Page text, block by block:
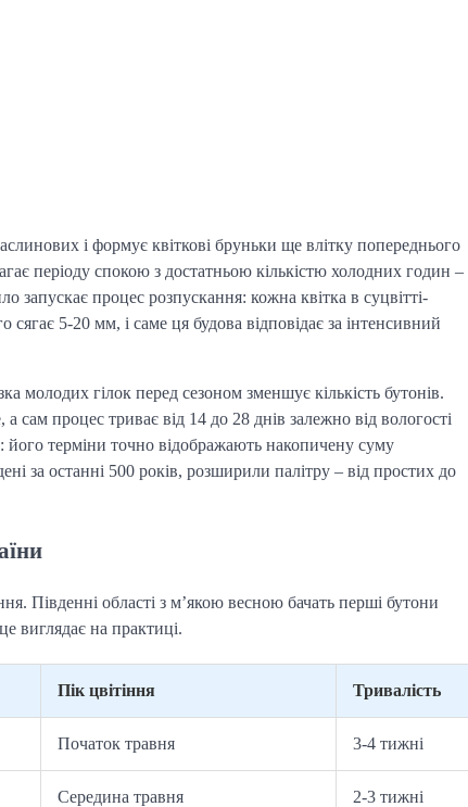
і формує квіткові бруньки ще влітку попереднього
періоду спокою з достатньою кількістю холодних годин –
процес розпускання: кожна квітка в суцвітті-
сягає 5-20 мм, і саме ця будова відповідає за інтенсивний
молодих гілок перед сезоном зменшує кількість бутонів.
сам процес триває від 14 до 28 днів залежно від вологості
його терміни точно відображають накопичену суму
за останні 500 років, розширили палітру – від простих до
Південні області з м’якою весною бачать перші бутони
виглядає на практиці.
Пік цвітіння Тривалість
Початок травня 3-4 тижні
Середина травня 2-3 тижні